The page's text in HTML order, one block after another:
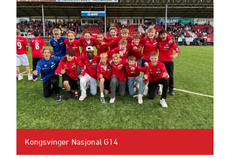
Kongsvinger Nasjonal G14